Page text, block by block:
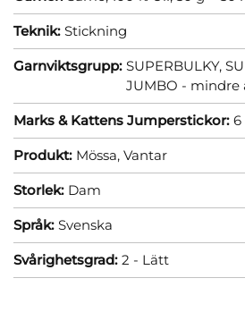
Teknik: Stickning
Garnviktsgrupp: SUPERBULKY,
JUMBO - mindre
Marks & Kattens Jumperstickor: 6
Produkt: Mössa, Vantar
Storlek: Dam
Språk: Svenska
Svårighetsgrad: 2 - Lätt